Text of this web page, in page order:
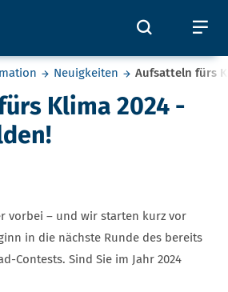
Öffnet
Neuigkeiten Aufsatteln fürs
Klima 2024 -
vorbei – und wir starten kurz vor
in die nächste Runde des bereits
Contests. Sind Sie im Jahr 2024